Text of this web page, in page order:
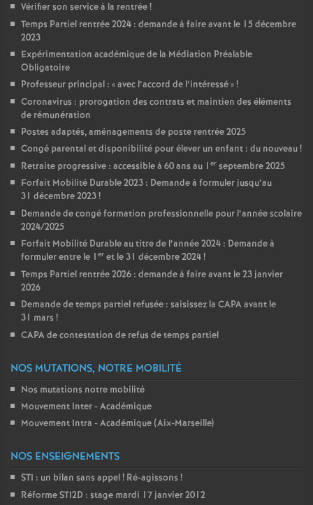
Vérifier son service à la rentrée!
Temps Partiel rentrée 2024 : demande à faire avant le 15 décembre
2023
Expérimentation académique de la Médiation Préalable
Obligatoire
Professeur principal : «avec l’accord de l’intéressé»!
Coronavirus : prorogation des contrats et maintien des éléments
de rémunération
Postes adaptés, aménagements de poste rentrée 2025
Congé parental et disponibilité pour élever un enfant : du nouveau!
Retraite progressive : accessible à 60 ans au 1 er septembre 2025
Forfait Mobilité Durable 2023 : Demande à formuler jusqu’au
31 décembre 2023!
Demande de congé formation professionnelle pour l’année scolaire
2024/2025
Forfait Mobilité Durable au titre de l’année 2024 : Demande à
formuler entre le 1 er et le 31 décembre 2024!
Temps Partiel rentrée 2026 : demande à faire avant le 23 janvier
2026
Demande de temps partiel refusée : saisissez la CAPA avant le
31 mars !
CAPA de contestation de refus de temps partiel
NOS MUTATIONS, NOTRE MOBILITÉ
Nos mutations notre mobilité
Mouvement Inter - Académique
Mouvement Intra - Académique (Aix-Marseille)
NOS ENSEIGNEMENTS
STI : un bilan sans appel! Ré-agissons !
Réforme STI2D : stage mardi 17 janvier 2012